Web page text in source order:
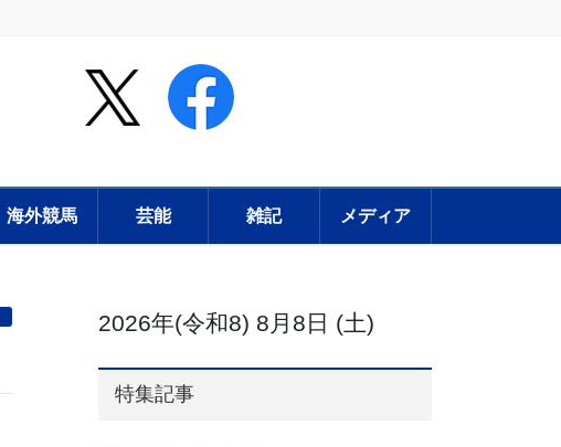
海外競馬 芸能 雑記 メディア
2026年(令和8) 8月8日 (土)
特集記事